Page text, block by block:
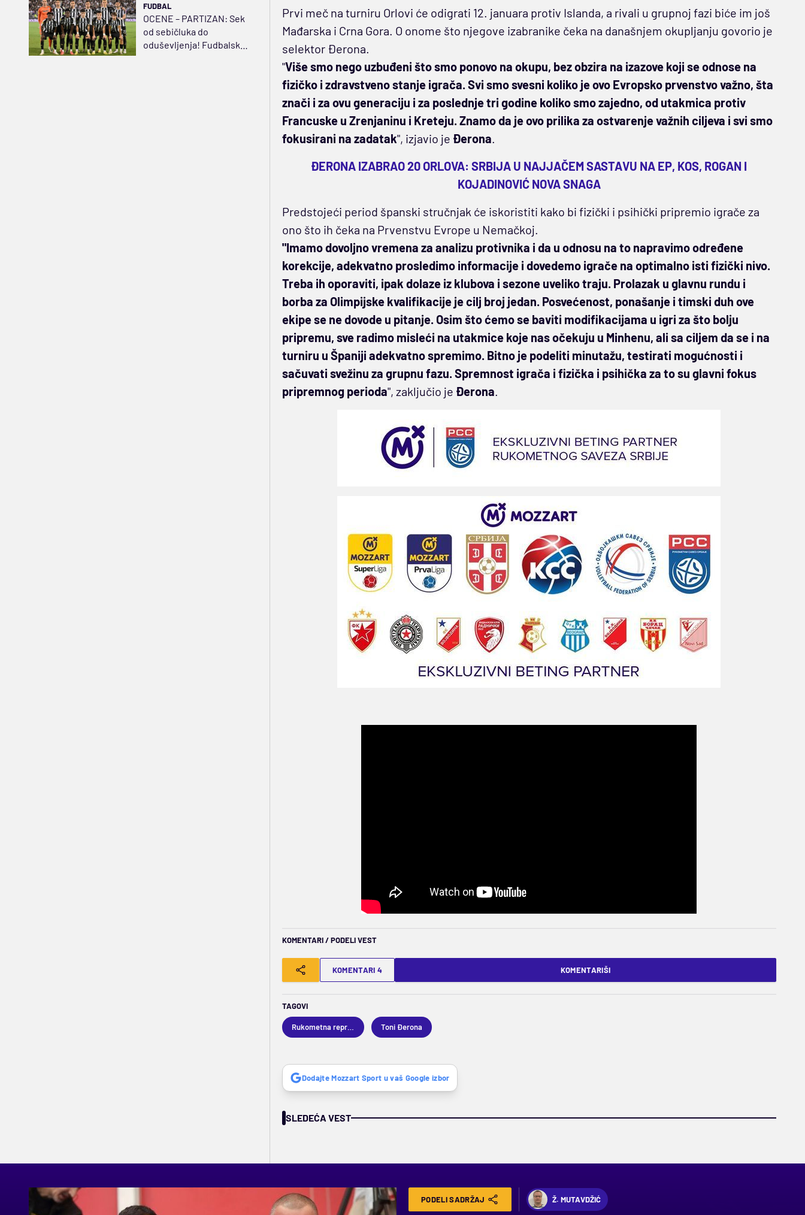
FUDBAL
OCENE – PARTIZAN: Sek
od sebičluka do
oduševljenja! Fudbalski
Prvi meč na turniru Orlovi će odigrati 12. januara protiv Islanda, a rivali u grupnoj fazi biće im još
Mađarska i Crna Gora. O onome što njegove izabranike čeka na današnjem okupljanju govorio je
selektor Đerona.
"Više smo nego uzbuđeni što smo ponovo na okupu, bez obzira na izazove koji se odnose na
fizičko i zdravstveno stanje igrača. Svi smo svesni koliko je ovo Evropsko prvenstvo važno, šta
znači i za ovu generaciju i za poslednje tri godine koliko smo zajedno, od utakmica protiv
Francuske u Zrenjaninu i Kreteju. Znamo da je ovo prilika za ostvarenje važnih ciljeva i svi smo
fokusirani na zadatak", izjavio je Đerona.
ĐERONA IZABRAO 20 ORLOVA: SRBIJA U NAJJAČEM SASTAVU NA EP, KOS, ROGAN I
KOJADINOVIĆ NOVA SNAGA
Predstojeći period španski stručnjak će iskoristiti kako bi fizički i psihički pripremio igrače za
ono što ih čeka na Prvenstvu Evrope u Nemačkoj.
"Imamo dovoljno vremena za analizu protivnika i da u odnosu na to napravimo određene
korekcije, adekvatno prosledimo informacije i dovedemo igrače na optimalno isti fizički nivo.
Treba ih oporaviti, ipak dolaze iz klubova i sezone uveliko traju. Prolazak u glavnu rundu i
borba za Olimpijske kvalifikacije je cilj broj jedan. Posvećenost, ponašanje i timski duh ove
ekipe se ne dovode u pitanje. Osim što ćemo se baviti modifikacijama u igri za što bolju
pripremu, sve radimo misleći na utakmice koje nas očekuju u Minhenu, ali sa ciljem da se i na
turniru u Španiji adekvatno spremimo. Bitno je podeliti minutažu, testirati mogućnosti i
sačuvati svežinu za grupnu fazu. Spremnost igrača i fizička i psihička za to su glavni fokus
pripremnog perioda", zaključio je Đerona.
KOMENTARI / PODELI VEST
KOMENTARI 4 KOMENTARIŠI
TAGOVI
Rukometna reprezentacija Srbije Toni Đerona
Dodajte Mozzart Sport u vaš Google izbor
SLEDEĆA VEST
PODELI SADRŽAJ Ž. MUTAVDŽIĆ